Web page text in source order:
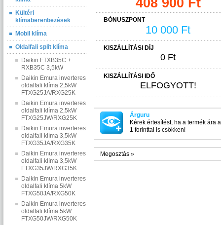
Kültéri
klímaberenbezések
Mobil klíma
Oldalfali split klíma
Daikin FTXB35C +
RXB35C 3,5kW
Daikin Emura inverteres
oldalfali klíma 2,5kW
FTXG25JA/RXG25K
Daikin Emura inverteres
oldalfali klíma 2,5kW
FTXG25JW/RXG25K
Daikin Emura inverteres
oldalfali klíma 3,5kW
FTXG35JA/RXG35K
Daikin Emura inverteres
oldalfali klíma 3,5kW
FTXG35JW/RXG35K
Daikin Emura inverteres
oldalfali klíma 5kW
FTXG50JA/RXG50K
Daikin Emura inverteres
oldalfali klíma 5kW
FTXG50JW/RXG50K
408 900 Ft
BÓNUSZPONT
10 000 Ft
KISZÁLLÍTÁSI DÍJ
0 Ft
KISZÁLLÍTÁSI IDŐ
ELFOGYOTT!
Árguru
Kérek értesítést, ha a termék ára
1 forinttal is csökken!
Megosztás »